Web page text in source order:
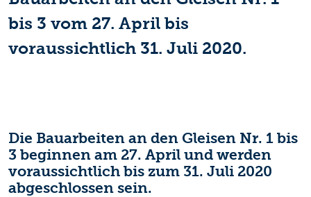
bis 3 vom 27. April bis
voraussichtlich 31. Juli 2020.
Die Bauarbeiten an den Gleisen Nr. 1 bis
3 beginnen am 27. April und werden
voraussichtlich bis zum 31. Juli 2020
abgeschlossen sein.